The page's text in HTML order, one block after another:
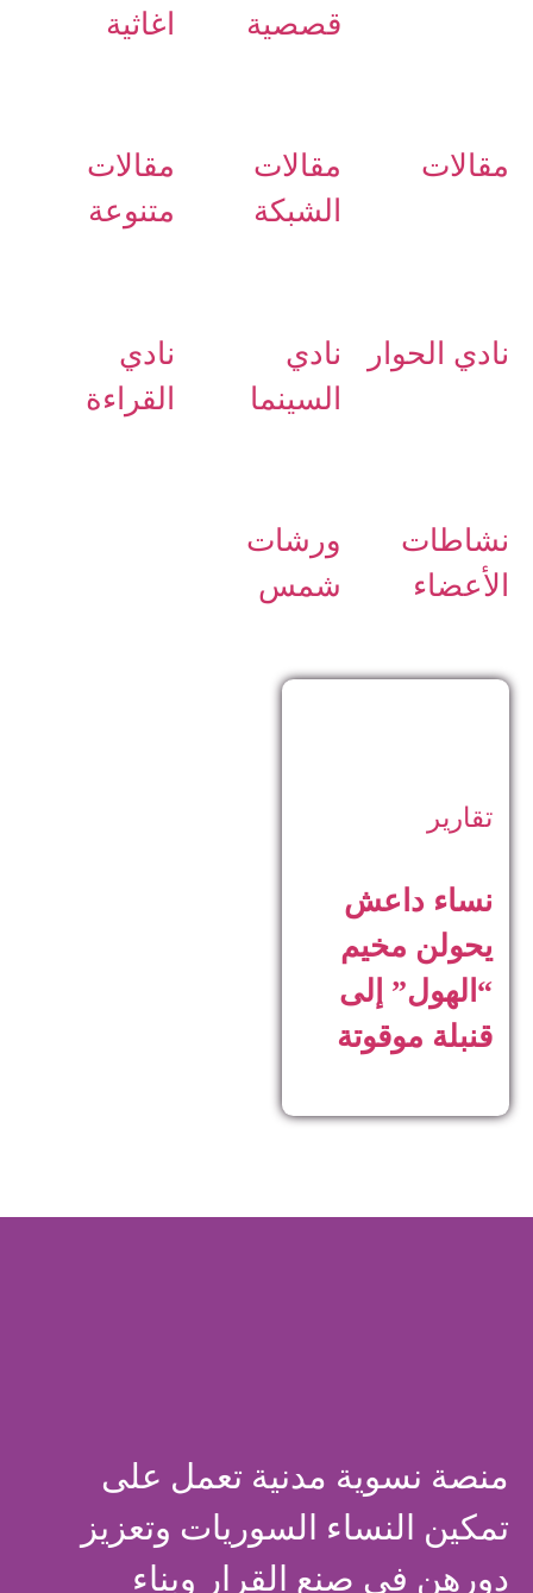
قصصية اغاثية
مقالات
مقالات
الشبكة
مقالات
متنوعة
نادي الحوار
نادي
السينما
نادي
القراءة
نشاطات
الأعضاء
ورشات
شمس
تقارير
نساء داعش
يحولن مخيم
“الهول” إلى
قنبلة موقوتة
منصة نسوية مدنية تعمل على
تمكين النساء السوريات وتعزيز
دورهن في صنع القرار وبناء